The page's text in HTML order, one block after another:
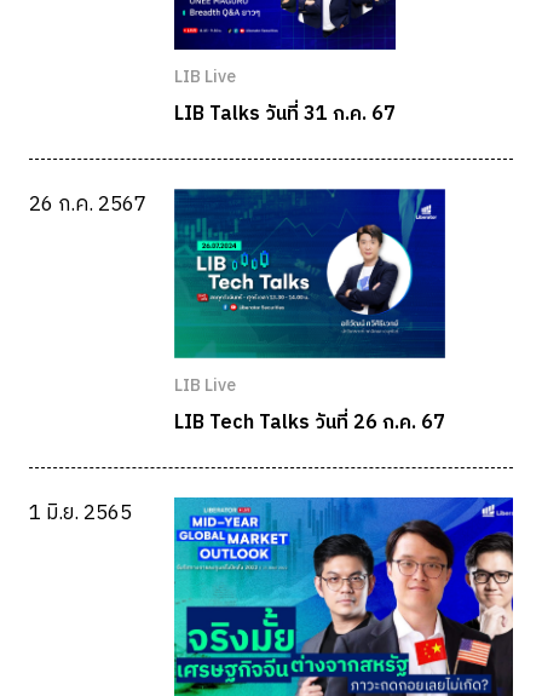
LIB Live
LIB Talks วันที่ 31 ก.ค. 67
26 ก.ค. 2567
LIB Live
LIB Tech Talks วันที่ 26 ก.ค. 67
1 มิ.ย. 2565